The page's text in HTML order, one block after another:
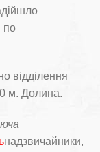
по
відділення
м. Долина.
надзвичайники,